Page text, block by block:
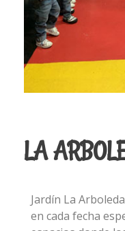
LA
Jardín La
en cada fecha